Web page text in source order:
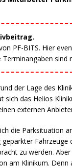
PF-BITS. Hier
sind
der Lage des
sich das Helios
externen
die Parksituation
zu werden.
am Klinikum.